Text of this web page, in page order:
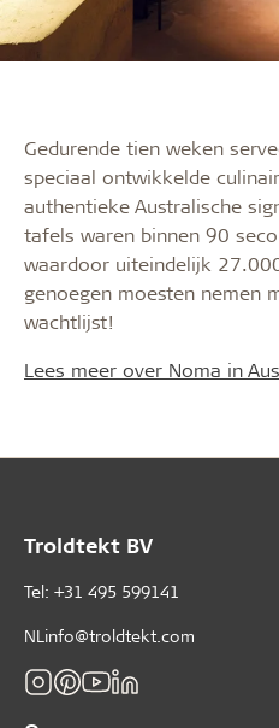
Gedurende tien weken
speciaal ontwikkelde
authentieke Australische
tafels waren binnen 90
waardoor uiteindelijk
genoegen moesten nemen
wachtlijst!
Lees meer over Noma in
Troldtekt BV
Tel: +31 495 599141
NLinfo@troldtekt.com